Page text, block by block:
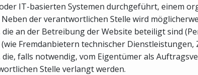
IT-basierten Systemen durchgeführt, einem
der verantwortlichen Stelle wird
an der Betreibung der Website beteiligt sind
Fremdanbietern technischer
falls notwendig, vom Eigentümer als
Stelle verlangt werden.